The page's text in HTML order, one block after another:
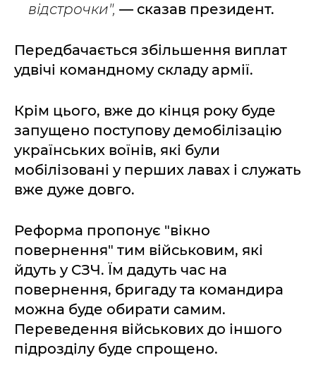
відстрочки", — сказав президент.
Передбачається збільшення виплат
удвічі командному складу армії.
Крім цього, вже до кінця року буде
запущено поступову демобілізацію
українських воїнів, які були
мобілізовані у перших лавах і служать
вже дуже довго.
Реформа пропонує "вікно
повернення" тим військовим, які
йдуть у СЗЧ. Їм дадуть час на
повернення, бригаду та командира
можна буде обирати самим.
Переведення військових до іншого
підрозділу буде спрощено.